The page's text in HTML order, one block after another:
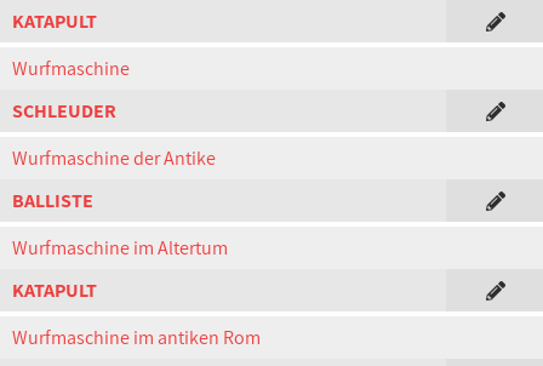
KATAPULT
Wurfmaschine
SCHLEUDER
Wurfmaschine der Antike
BALLISTE
Wurfmaschine im Altertum
KATAPULT
Wurfmaschine im antiken Rom